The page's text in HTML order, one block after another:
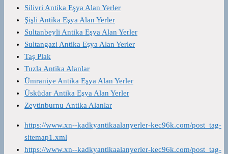
Silivri Antika Eşya Alan Yerler
Şişli Antika Eşya Alan Yerler
Sultanbeyli Antika Eşya Alan Yerler
Sultangazi Antika Eşya Alan Yerler
Taş Plak
Tuzla Antika Alanlar
Ümraniye Antika Eşya Alan Yerler
Üsküdar Antika Eşya Alan Yerler
Zeytinburnu Antika Alanlar
https://www.xn--kadkyantikaalanyerler-kec96k.com/post_tag-
sitemap1.xml
https://www.xn--kadkyantikaalanyerler-kec96k.com/post_tag-